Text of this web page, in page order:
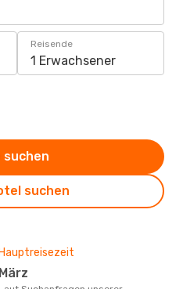
Reisende
1 Erwachsener
suchen
suchen
Hauptreisezeit
März